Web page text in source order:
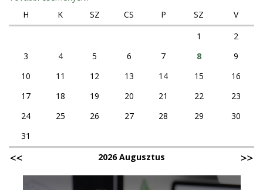
H
K SZ CS P SZ
V
1
2
3
4 5 6 7 8
9
10
11 12 13 14 15
16
17
18 19 20 21 22
23
24
25 26 27 28 29
30
31
2026 Augusztus